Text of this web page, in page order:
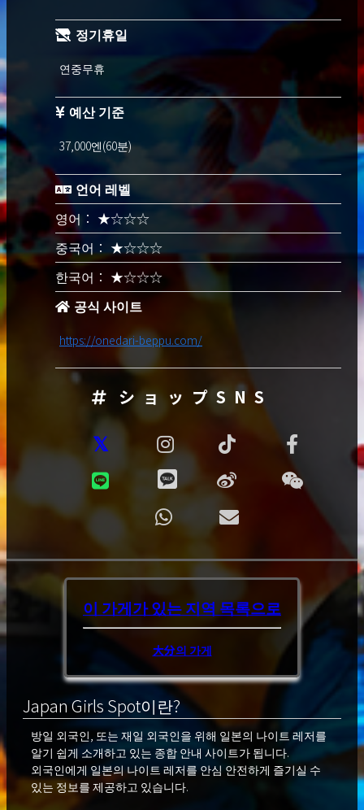
정기휴일
연중무휴
예산 기준
37,000엔(60분)
언어 레벨
영어： ★☆☆☆
중국어： ★☆☆☆
한국어： ★☆☆☆
공식 사이트
https://onedari-beppu.com/
ショップSNS
이 가게가 있는 지역 목록으로
大分의 가게
Japan Girls Spot이란?
방일 외국인, 또는 재일 외국인을 위해 일본의 나이트 레저를
알기 쉽게 소개하고 있는 종합 안내 사이트가 됩니다.
외국인에게 일본의 나이트 레저를 안심 안전하게 즐기실 수
있는 정보를 제공하고 있습니다.